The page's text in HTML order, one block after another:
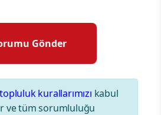
topluluk kurallarımızı kabul
ve tüm sorumluluğu